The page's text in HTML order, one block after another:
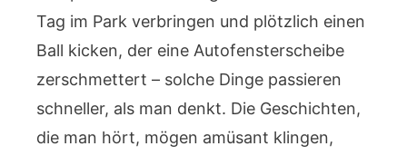
Tag im Park verbringen und plötzlich einen
Ball kicken, der eine Autofensterscheibe
zerschmettert – solche Dinge passieren
schneller, als man denkt. Die Geschichten,
die man hört, mögen amüsant klingen,